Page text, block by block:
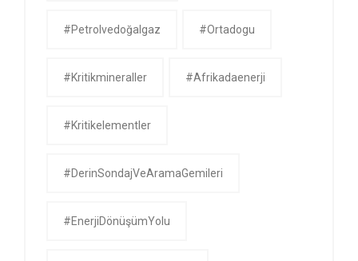
#petrolvedoğalgaz #ortadogu
#kritikmineraller #afrikadaenerji
#kritikelementler
#DerinSondajVeAramaGemileri
#EnerjiDönüşümYolu